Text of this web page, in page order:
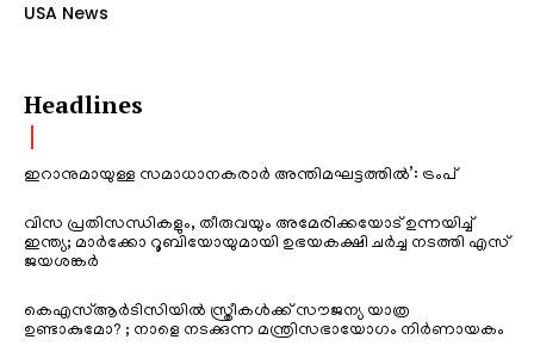
USA News
Headlines
ഇറാനുമായുള്ള സമാധാനകരാർ അന്തിമഘട്ടത്തിൽ‌’: ട്രംപ്
വിസ പ്രതിസന്ധികളും, തീരുവയും അമേരിക്കയോട് ഉന്നയിച്ച്
ഇന്ത്യ; മാർക്കോ റൂബിയോയുമായി ഉഭയകക്ഷി ചർച്ച നടത്തി എസ്
ജയശങ്കർ
കെഎസ്ആർടിസിയിൽ സ്ത്രീകൾക്ക് സൗജന്യ യാത്ര
ഉണ്ടാകുമോ? ; നാളെ നടക്കുന്ന മന്ത്രിസഭായോഗം നിർണായകം